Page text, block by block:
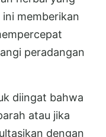
memberikan
peradangan
diingat bahwa
atau jika
dengan